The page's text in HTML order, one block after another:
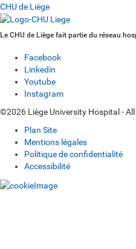
CHU de Liège
Le CHU de Liège fait partie du réseau
Facebook
Linkedin
Youtube
Instagram
©2026 Liège University Hospital -
Plan Site
Mentions légales
Politique de confidentialité
Accessibilité